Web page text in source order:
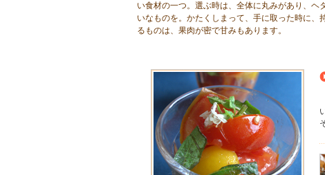
い食材の一つ。選ぶ時は、全体に丸みがあり、ヘ
いなものを。かたくしまって、手に取った時に、
るものは、果肉が密で甘みもあります。